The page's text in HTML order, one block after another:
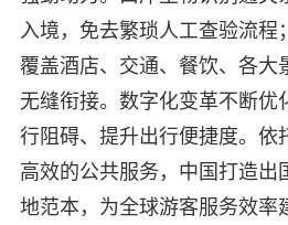
入境，免去繁琐人工查验流程
覆盖酒店、交通、餐饮、各大
无缝衔接。数字化变革不断优
行阻碍、提升出行便捷度。依
高效的公共服务，中国打造出
地范本，为全球游客服务效率